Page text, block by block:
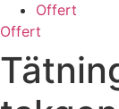
Offert
Offert